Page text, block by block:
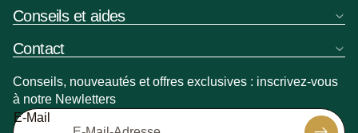
Conseils et aides
Contact
Conseils, nouveautés et offres exclusives : inscrivez-vous
à notre Newletters
E-Mail
Widerrufsrecht
Datenschutzerklärung